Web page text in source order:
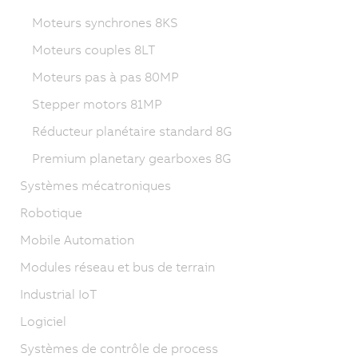
Moteurs synchrones 8KS
Moteurs couples 8LT
Moteurs pas à pas 80MP
Stepper motors 81MP
Réducteur planétaire standard 8G
Premium planetary gearboxes 8G
Systèmes mécatroniques
Robotique
Mobile Automation
Modules réseau et bus de terrain
Industrial IoT
Logiciel
Systèmes de contrôle de process